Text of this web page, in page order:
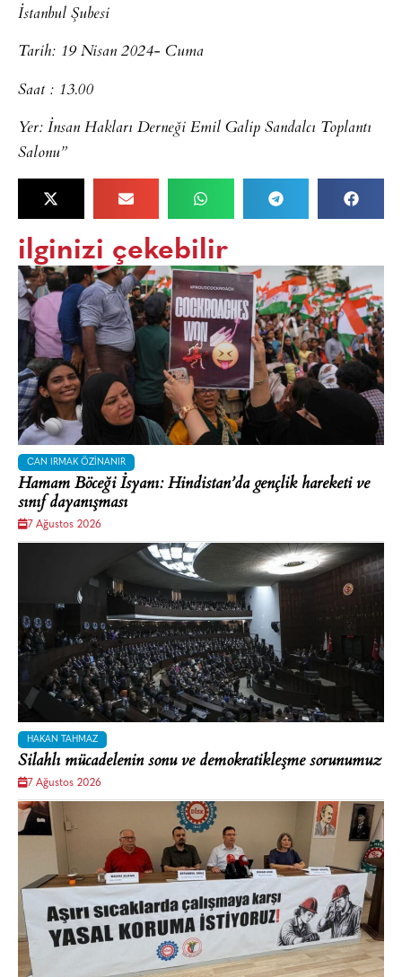
İstanbul Şubesi
Tarih: 19 Nisan 2024- Cuma
Saat : 13.00
Yer: İnsan Hakları Derneği Emil Galip Sandalcı Toplantı
Salonu”
ilginizi çekebilir
CAN IRMAK ÖZINANIR
Hamam Böceği İsyanı: Hindistan’da gençlik hareketi ve
sınıf dayanışması
7 Ağustos 2026
HAKAN TAHMAZ
Silahlı mücadelenin sonu ve demokratikleşme sorunumuz
7 Ağustos 2026